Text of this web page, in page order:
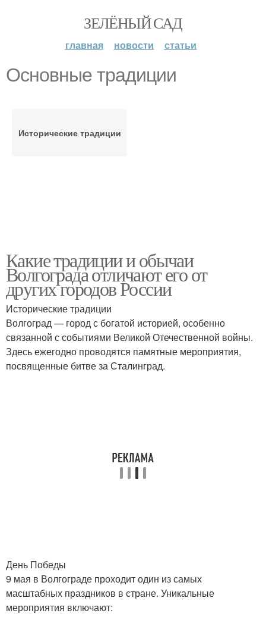
ЗЕЛЁНЫЙ САД
главная новости статьи
Основные традиции
Исторические традиции
Какие традиции и обычаи
Волгограда отличают его от
других городов России
Исторические традиции
Волгоград — город с богатой историей, особенно
связанной с событиями Великой Отечественной войны.
Здесь ежегодно проводятся памятные мероприятия,
посвященные битве за Сталинград.
День Победы
9 мая в Волгограде проходит один из самых
масштабных праздников в стране. Уникальные
мероприятия включают: